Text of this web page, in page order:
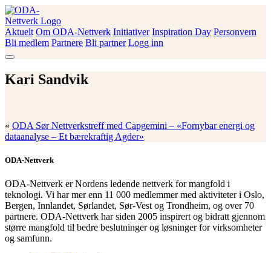
Skip
to
content
ODA-Nettverk
Aktuelt Om ODA-Nettverk Initiativer Inspiration Day Personvern
Bli medlem Partnere Bli partner Logg inn
Kari Sandvik
« ODA Sør Nettverkstreff med Capgemini – «Fornybar energi og
dataanalyse – Et bærekraftig Agder»
ODA-Nettverk
ODA-Nettverk er Nordens ledende nettverk for mangfold i
teknologi. Vi har mer enn 11 000 medlemmer med aktiviteter i Oslo,
Bergen, Innlandet, Sørlandet, Sør-Vest og Trondheim, og over 70
partnere. ODA-Nettverk har siden 2005 inspirert og bidratt gjennom
større mangfold til bedre beslutninger og løsninger for virksomheter
og samfunn.